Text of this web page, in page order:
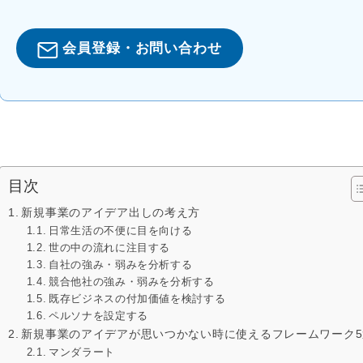
会員登録・お問い合わせ
目次
新規事業のアイデア出しの考え方
日常生活の不便に目を向ける
世の中の流れに注目する
自社の強み・弱みを分析する
競合他社の強み・弱みを分析する
既存ビジネスの付加価値を検討する
ペルソナを設定する
新規事業のアイデアが思いつかない時に使えるフレームワーク
マンダラート